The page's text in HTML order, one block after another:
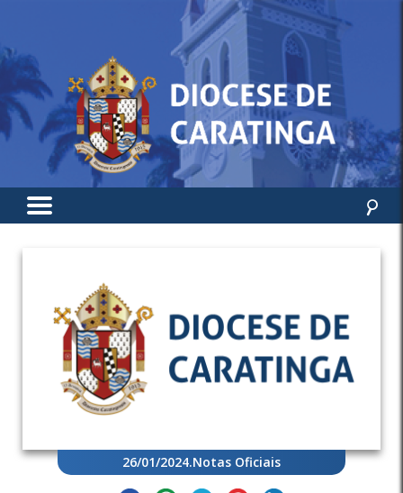
26/01/2024.Notas Oficiais